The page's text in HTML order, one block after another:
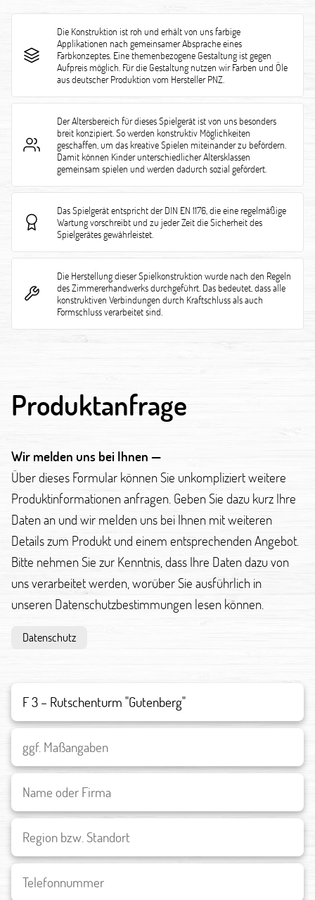
Die Konstruktion ist roh und erhält von uns farbige
Applikationen nach gemeinsamer Absprache eines
Farbkonzeptes. Eine themenbezogene Gestaltung ist gegen
Aufpreis möglich. Für die Gestaltung nutzen wir Farben und Öle
aus deutscher Produktion vom Hersteller PNZ.
Der Altersbereich für dieses Spielgerät ist von uns besonders
breit konzipiert. So werden konstruktiv Möglichkeiten
geschaffen, um das kreative Spielen miteinander zu befördern.
Damit können Kinder unterschiedlicher Altersklassen
gemeinsam spielen und werden dadurch sozial gefördert.
Das Spielgerät entspricht der DIN EN 1176, die eine regelmäßige
Wartung vorschreibt und zu jeder Zeit die Sicherheit des
Spielgerätes gewährleistet.
Die Herstellung dieser Spielkonstruktion wurde nach den Regeln
des Zimmererhandwerks durchgeführt. Das bedeutet, dass alle
konstruktiven Verbindungen durch Kraftschluss als auch
Formschluss verarbeitet sind.
Produktanfrage
Wir melden uns bei Ihnen —
Über dieses Formular können Sie unkompliziert weitere
Produktinformationen anfragen. Geben Sie dazu kurz Ihre
Daten an und wir melden uns bei Ihnen mit weiteren
Details zum Produkt und einem entsprechenden Angebot.
Bitte nehmen Sie zur Kenntnis, dass Ihre Daten dazu von
uns verarbeitet werden, worüber Sie ausführlich in
unseren Datenschutzbestimmungen lesen können.
Datenschutz